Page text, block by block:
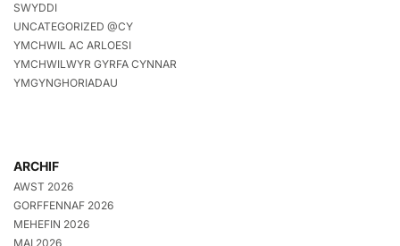
SWYDDI
UNCATEGORIZED @CY
YMCHWIL AC ARLOESI
YMCHWILWYR GYRFA CYNNAR
YMGYNGHORIADAU
ARCHIF
AWST 2026
GORFFENNAF 2026
MEHEFIN 2026
MAI 2026